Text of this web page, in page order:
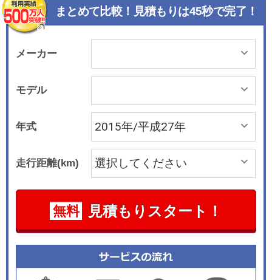
方式と違って対応する速度域が5km/h～100km/h
と幅広く、また人間を障害物として認識して自動
的にブレーキをかけるなど大幅な性能向上を見て
いる。 このデュアルカメラブレーキサポートは横
滑り防止装置を含むほか、車線逸脱警報機能、ふ
らつき警報機能、先行車発進お知らせ機能、横滑
り防止装置などとセットで全車にメーカーオプシ
ョン設定(7万5800円)し、安全装備を充実させた。
また、自車を真上から見ているような視点で周囲
を確認でき、駐車場や狭い道でのすれ違いで便利
な全方位モニターや、ナノイー搭載のフルオート
エアコン、プレミアムUV&amp;IRカットガラス
（フロントドア）などを採用し利便性や快適性を
している。 同年8月18日にはターボ車にもS-エネ
チャージ(ハイブリッド)を設定した。 同年12月21
まとめて比較！見積もりは45秒で完了！
メーカー
モデル
年式
走行距離(km)
無料 見積もりスタート！